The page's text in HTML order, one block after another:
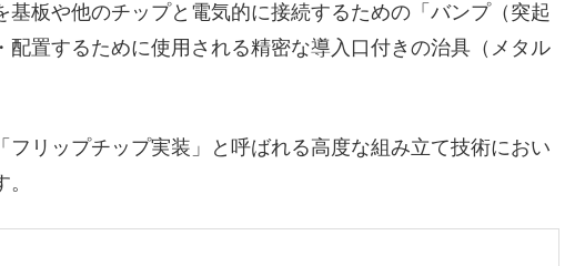
板や他のチップと電気的に接続するための「バンプ（突起
置するために使用される精密な導入口付きの治具（メタル
リップチップ実装」と呼ばれる高度な組み立て技術におい